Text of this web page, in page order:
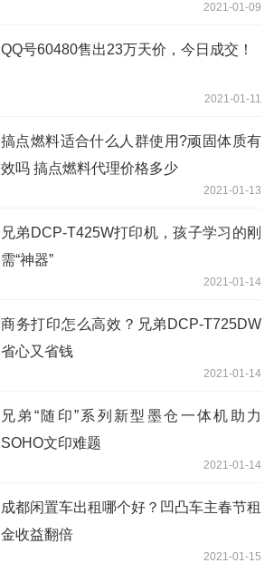
2021-01-09
QQ号60480售出23万天价，今日成交！
2021-01-11
搞点燃料适合什么人群使用?顽固体质有
效吗 搞点燃料代理价格多少
2021-01-13
兄弟DCP-T425W打印机，孩子学习的刚
需“神器”
2021-01-14
商务打印怎么高效？兄弟DCP-T725DW
省心又省钱
2021-01-14
兄弟“随印”系列新型墨仓一体机助力
SOHO文印难题
2021-01-14
成都闲置车出租哪个好？凹凸车主春节租
金收益翻倍
2021-01-15